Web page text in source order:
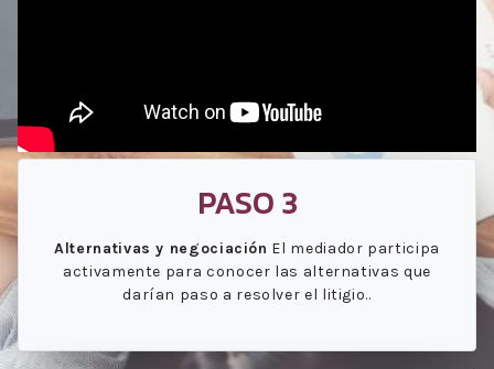
PASO 3
Alternativas y negociación El mediador participa
activamente para conocer las alternativas que
darían paso a resolver el litigio..